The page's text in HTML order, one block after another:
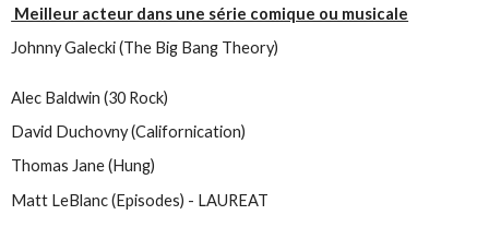
Meilleur acteur dans une série comique ou musicale
Johnny Galecki (The Big Bang Theory)
Alec Baldwin (30 Rock)
David Duchovny (Californication)
Thomas Jane (Hung)
Matt LeBlanc (Episodes) - LAUREAT